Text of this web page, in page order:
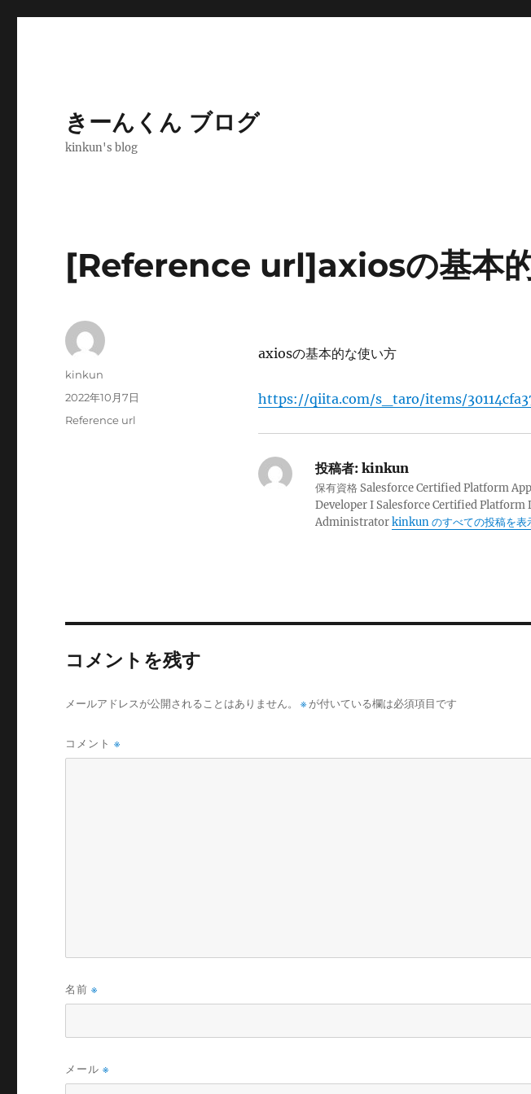
きーんくん ブログ
kinkun's blog
[Reference url]axiosの基本
axiosの基本的な使い方
https://qiita.com/s_taro/items/
投稿者:kinkun
保有資格 Salesforce Certified Platform
Developer I Salesforce Certified Platform
Administratorkinkun のすべての投稿を表
投
kinkun
投
2022年10月7日
カ
Reference url
コメントを残す
メールアドレスが公開されることはありません。 ※ が付いている欄は必須項目です
コメント※
名前※
メール※